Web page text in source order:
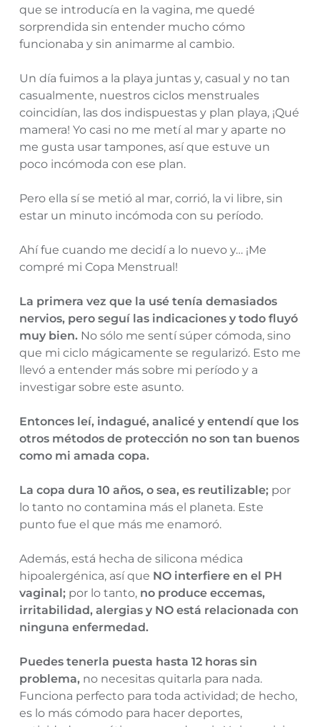
que se introducía en la vagina, me quedé
sorprendida sin entender mucho cómo
funcionaba y sin animarme al cambio.
Un día fuimos a la playa juntas y, casual y no tan
casualmente, nuestros ciclos menstruales
coincidían, las dos indispuestas y plan playa, ¡Qué
mamera! Yo casi no me metí al mar y aparte no
me gusta usar tampones, así que estuve un
poco incómoda con ese plan.
Pero ella sí se metió al mar, corrió, la vi libre, sin
estar un minuto incómoda con su período.
Ahí fue cuando me decidí a lo nuevo y… ¡Me
compré mi Copa Menstrual!
La primera vez que la usé tenía demasiados
nervios, pero seguí las indicaciones y todo fluyó
muy bien.No sólo me sentí súper cómoda, sino
que mi ciclo mágicamente se regularizó. Esto me
llevó a entender más sobre mi período y a
investigar sobre este asunto.
Entonces leí, indagué, analicé y entendí que los
otros métodos de protección no son tan buenos
como mi amada copa.
La copa dura 10 años, o sea, es reutilizable;por
lo tanto no contamina más el planeta. Este
punto fue el que más me enamoró.
Además, está hecha de silicona médica
hipoalergénica, así que NO interfiere en el PH
vaginal;por lo tanto, no produce eccemas,
irritabilidad, alergias y NO está relacionada con
ninguna enfermedad.
Puedes tenerla puesta hasta 12 horas sin
problema,no necesitas quitarla para nada.
Funciona perfecto para toda actividad; de hecho,
es lo más cómodo para hacer deportes,